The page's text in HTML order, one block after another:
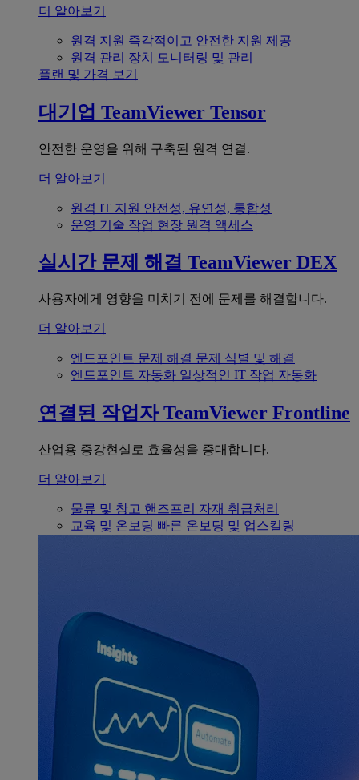
더 알아보기
원격 지원 즉각적이고 안전한 지원 제공
원격 관리 장치 모니터링 및 관리
플랜 및 가격 보기
대기업 TeamViewer Tensor
안전한 운영을 위해 구축된 원격 연결.
더 알아보기
원격 IT 지원 안전성, 유연성, 통합성
운영 기술 작업 현장 원격 액세스
실시간 문제 해결 TeamViewer DEX
사용자에게 영향을 미치기 전에 문제를 해결합니다.
더 알아보기
엔드포인트 문제 해결 문제 식별 및 해결
엔드포인트 자동화 일상적인 IT 작업 자동화
연결된 작업자 TeamViewer Frontline
산업용 증강현실로 효율성을 증대합니다.
더 알아보기
물류 및 창고 핸즈프리 자재 취급처리
교육 및 온보딩 빠른 온보딩 및 업스킬링